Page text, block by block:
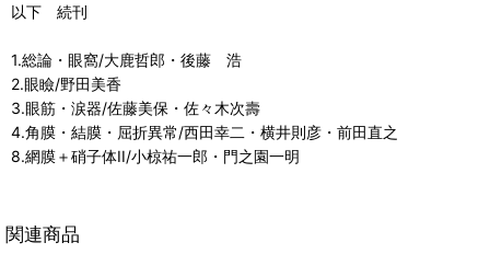
以下 続刊
1.総論・眼窩/大鹿哲郎・後藤 浩
2.眼瞼/野田美香
3.眼筋・涙器/佐藤美保・佐々木次壽
4.角膜・結膜・屈折異常/西田幸二・横井則彦・前田直之
8.網膜＋硝子体II/小椋祐一郎・門之園一明
関連商品